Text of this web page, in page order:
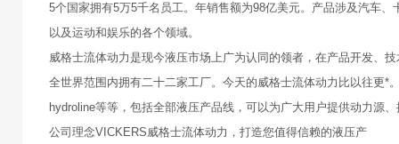
5个国家拥有5万5千名员工。年销售额为98亿美元。产品涉及汽车
以及运动和娱乐的各个领域。
威格士流体动力是现今液压市场上广为认同的领者，在产品开发、
全世界范围内拥有二十二家工厂。今天的威格士流体动力比以往更
hydroline等等，包括全部液压产品线，可以为广大用户提供动力源
公司理念VICKERS威格士流体动力，打造您值得信赖的液压产